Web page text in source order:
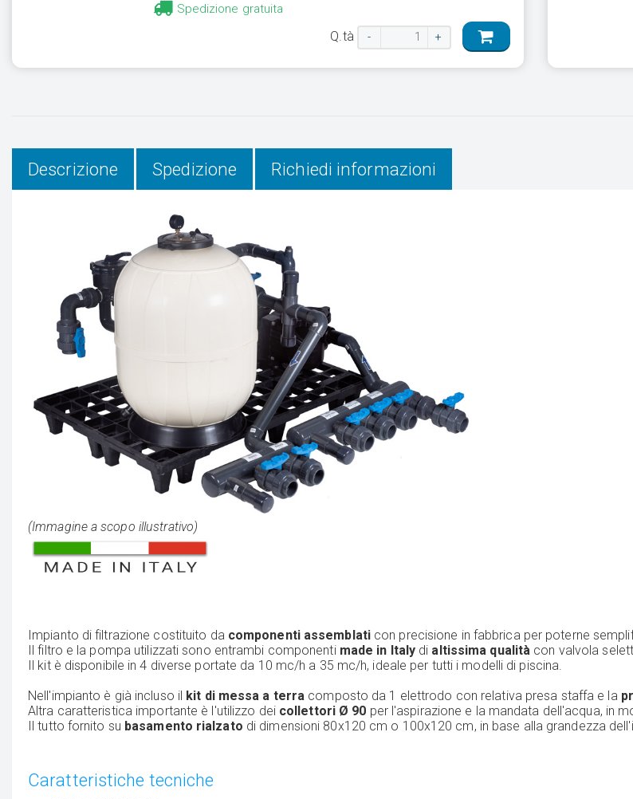
Spedizione gratuita
Q.tà - +
Descrizione Spedizione Richiedi informazioni
(Immagine a scopo illustrativo)
Impianto di filtrazione costituito da componenti assemblaticon precisione in fabbrica per poterne
Il filtro e la pompa utilizzati sono entrambi componenti made in Italy di altissima qualità con valvola
Il kit è disponibile in 4 diverse portate da 10 mc/h a 35 mc/h, ideale per tutti i modelli di piscina.
Nell'impianto è già incluso il kit di messa a terra composto da 1 elettrodo con relativa presa staffa e la
Altra caratteristica importante è l'utilizzo dei collettori Ø 90 per l'aspirazione e la mandata dell'acqua, in
Il tutto fornito su basamento rialzato di dimensioni 80x120 cm o 100x120 cm, in base alla grandezza
Caratteristiche tecniche